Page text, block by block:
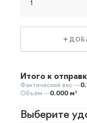
Итого к
Фактический вес —
Объём —0.000 м³
Выберите